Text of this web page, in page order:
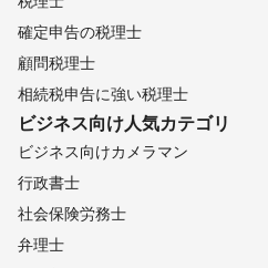
確定申告の税理士
顧問税理士
相続税申告に強い税理士
ビジネス向け人気カテゴリ
ビジネス向けカメラマン
行政書士
社会保険労務士
弁理士